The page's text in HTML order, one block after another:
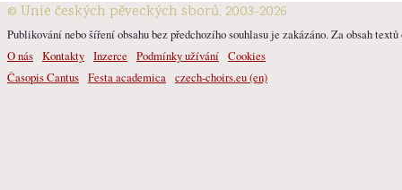
© Unie českých pěveckých sborů, 2003-2026
Publikování nebo šíření obsahu bez předchozího souhlasu je zakázáno. Za obsah
O nás Kontakty Inzerce Podmínky užívání Cookies
Časopis Cantus Festa academica czech-choirs.eu (en)